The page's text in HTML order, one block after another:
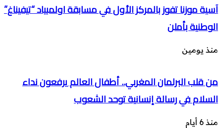
آسية موزنا تفوز بالمركز الأول في مسابقة اولمبياد “تيفيناغ”
الوطنية بأملن
منذ يومين
من قلب البرلمان المغربي.. أطفال العالم يرفعون نداء
السلام في رسالة إنسانية توحد الشعوب
منذ 6 أيام